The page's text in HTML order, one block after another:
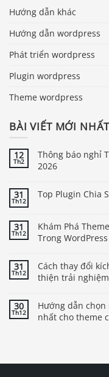
Hướng dẫn khác
Hướng dẫn wordpress
Phát triển wordpress
Plugin wordpress
Theme wordpress
BÀI VIẾT MỚI NHẤT
12
Th2
Thông báo nghỉ
2026
31
Th12
Top Plugin Chia
31
Th12
Khám Phá
Trong WordPress
31
Th12
Cách thay đổi
thiện trải
30
Th12
Hướng dẫn
nhất cho theme